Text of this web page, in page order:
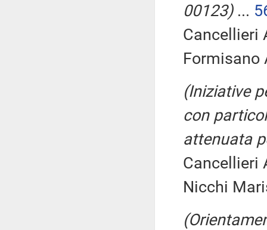
00123)...
Cancellieri
Formisano
(Iniziative
con
attenuata
Cancellieri
Nicchi